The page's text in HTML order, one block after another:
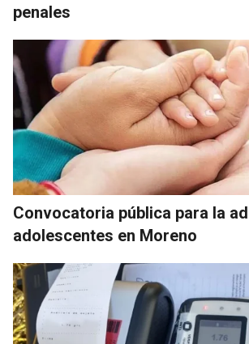
penales
Convocatoria pública para la
adolescentes en Moreno